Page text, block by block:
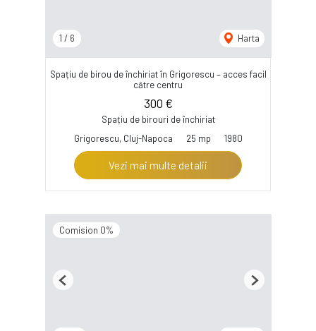
1 / 6 Harta
Spațiu de birou de închiriat în Grigorescu – acces facil
către centru
300 €
Spațiu de birouri de închiriat
Grigorescu, Cluj-Napoca
25 mp 1980
Vezi mai multe detalii
Comision 0%
Previous Next